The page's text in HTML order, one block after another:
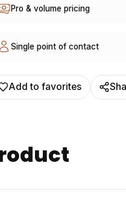
leurs projets d’aménagement,
de finitions et de
projet pouvant être
Pro & volume pricing
Single point of contact
Add to favorites